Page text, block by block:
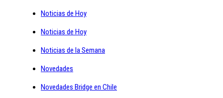
Noticias de Hoy
Noticias de Hoy
Noticias de la Semana
Novedades
Novedades Bridge en Chile